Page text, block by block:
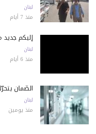
لبنان
منذ 7 أيام
إليكم جديد
لبنان
منذ 6 أيام
الضّمان
لبنان
منذ يومين